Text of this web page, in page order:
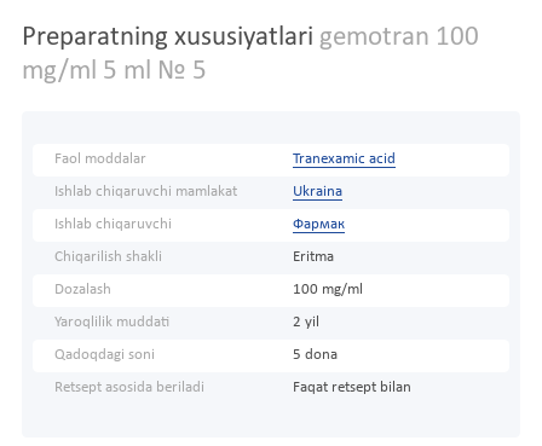
Preparatning xususiyatlari gemotran 100
mg/ml 5 ml № 5
Faol moddalar Tranexamic acid
Ishlab chiqaruvchi mamlakat Ukraina
Ishlab chiqaruvchi Фармак
Chiqarilish shakli Eritma
Dozalash 100 mg/ml
Yaroqlilik muddati 2 yil
Qadoqdagi soni 5 dona
Retsept asosida beriladi Faqat retsept bilan